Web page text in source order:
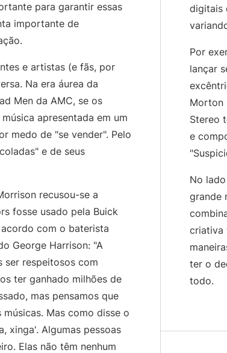
para garantir essas
importante de
e artistas (e fãs, por
Na era áurea da
Men da AMC, se os
apresentada em um
medo de "se vender". Pelo
e de seus
recusou-se a
fosse usado pela Buick
com o baterista
George Harrison: "A
ser respeitosos com
ter ganhado milhões de
mas pensamos que
Mas como disse o
xinga'. Algumas pessoas
Elas não têm nenhum
digitais
Por
lançar
Morton
Stereo
e
No
grande
criativa
ter o
todo.